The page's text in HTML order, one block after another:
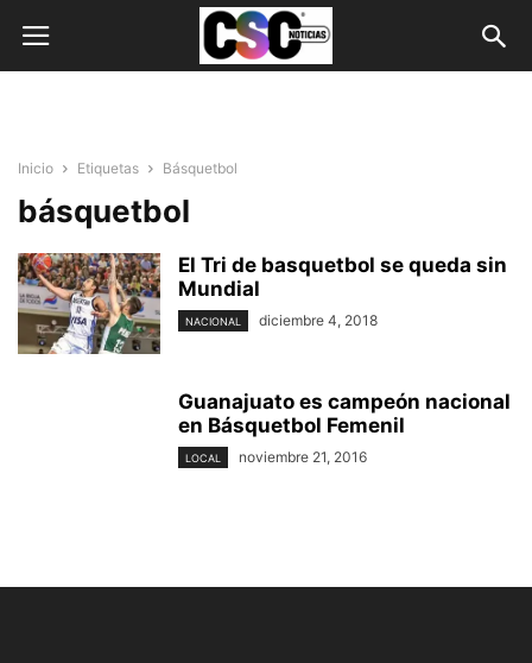
Inicio Etiquetas Básquetbol
básquetbol
El Tri de basquetbol se queda sin
Mundial
NACIONAL diciembre 4, 2018
Guanajuato es campeón nacional
en Básquetbol Femenil
LOCAL noviembre 21, 2016